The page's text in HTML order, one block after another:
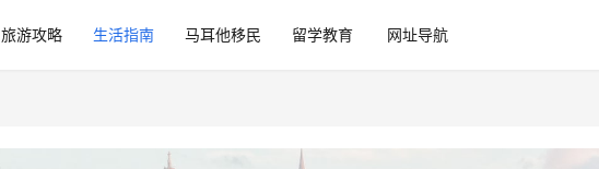
旅游攻略 生活指南 马耳他移民 留学教育 网址导航